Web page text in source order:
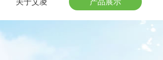
关于艾凌 产品展示